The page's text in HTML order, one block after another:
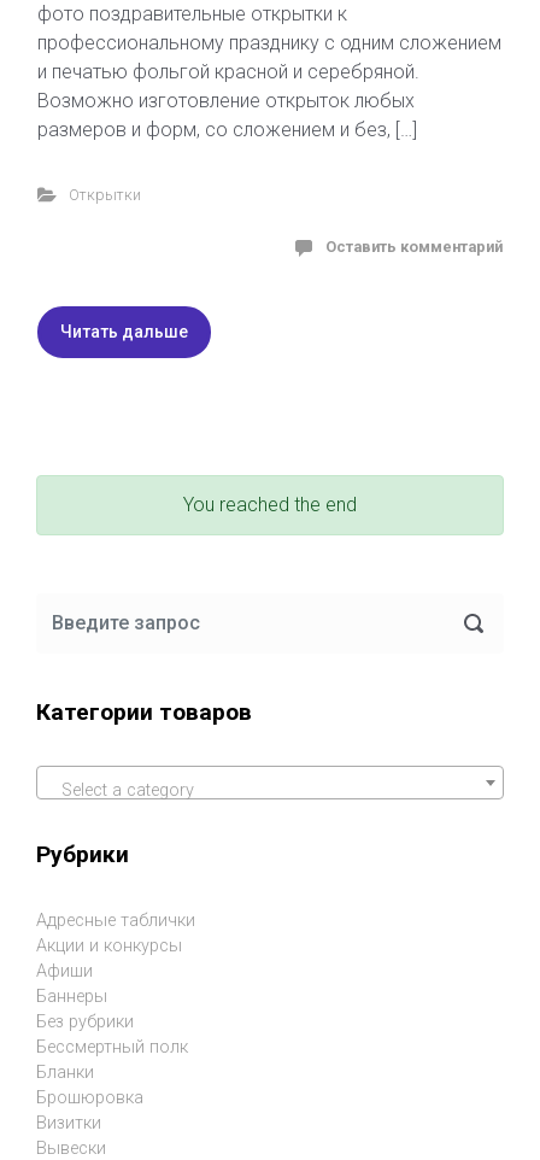
фото поздравительные открытки к
профессиональному празднику с одним сложением
и печатью фольгой красной и серебряной.
Возможно изготовление открыток любых
размеров и форм, со сложением и без, […]
Открытки
Оставить комментарий
Читать дальше
You reached the end
Категории товаров
Select a category
Рубрики
Адресные таблички
Акции и конкурсы
Афиши
Баннеры
Без рубрики
Бессмертный полк
Бланки
Брошюровка
Визитки
Вывески